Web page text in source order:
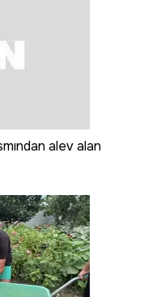
alev alan